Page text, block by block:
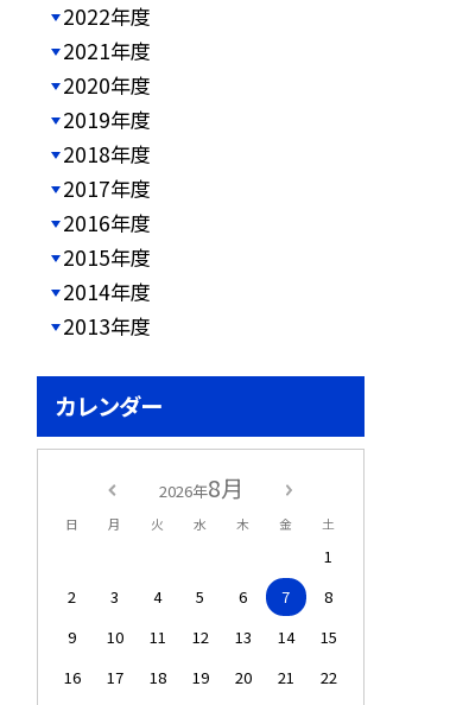
2022年度
2021年度
2020年度
2019年度
2018年度
2017年度
2016年度
2015年度
2014年度
2013年度
カレンダー
2026年8月
日 月 火 水 木 金 土
1
2
3 4 5 6 7
8
9
10 11 12 13 14
15
16
17 18 19 20 21
22